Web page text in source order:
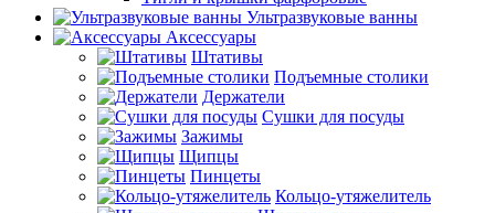
Ультразвуковые ванны
Аксессуары
Штативы
Подъемные столики
Держатели
Сушки для посуды
Зажимы
Щипцы
Пинцеты
Кольцо-утяжелитель